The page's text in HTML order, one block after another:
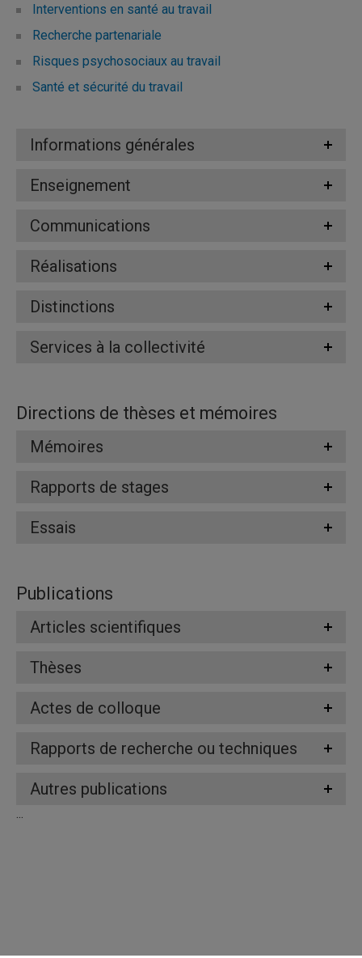
Interventions en santé au travail
Recherche partenariale
Risques psychosociaux au travail
Santé et sécurité du travail
Informations générales
Enseignement
Communications
Réalisations
Distinctions
Services à la collectivité
Directions de thèses et mémoires
Mémoires
Rapports de stages
Essais
Publications
Articles scientifiques
Thèses
Actes de colloque
Rapports de recherche ou techniques
Autres publications
...